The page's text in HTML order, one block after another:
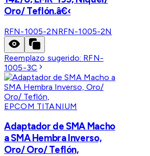
Oro/ Teflón.â€‹
RFN-1005-2NRFN-1005-2N
Reemplazo sugerido: RFN-
1005-3C
EPCOM TITANIUM
Adaptador de SMA Macho
a SMA Hembra Inverso,
Oro/ Oro/ Teflón,